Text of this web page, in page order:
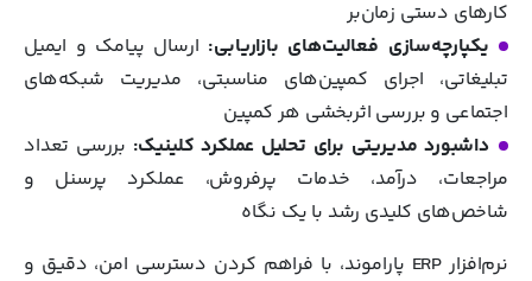
کارهای دستی زمان‌بر
یکپارچه‌سازی فعالیت‌های بازاریابی: ارسال پیامک و ایمیل
تبلیغاتی، اجرای کمپین‌های مناسبتی، مدیریت شبکه‌های
اجتماعی و بررسی اثربخشی هر کمپین
داشبورد مدیریتی برای تحلیل عملکرد کلینیک: بررسی تعداد
مراجعات، درآمد، خدمات پرفروش، عملکرد پرسنل و
شاخص‌های کلیدی رشد با یک نگاه
نرم‌افزار ERP پاراموند، با فراهم کردن دسترسی امن، دقیق و